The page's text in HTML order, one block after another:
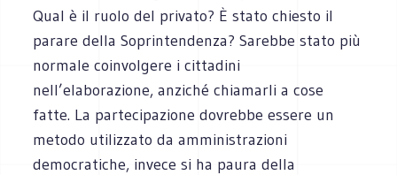
Qual è il ruolo del privato? È stato chiesto il
parare della Soprintendenza? Sarebbe stato più
normale coinvolgere i cittadini
nell’elaborazione, anziché chiamarli a cose
fatte. La partecipazione dovrebbe essere un
metodo utilizzato da amministrazioni
democratiche, invece si ha paura della